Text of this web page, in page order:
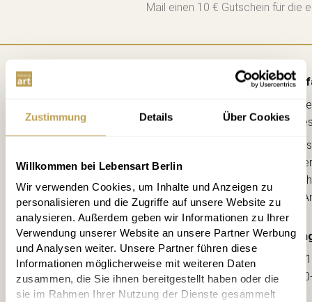
Zustimmung Details Über Cookies
Willkommen bei Lebensart Berlin
Wir verwenden Cookies, um Inhalte und Anzeigen zu
personalisieren und die Zugriffe auf unsere Website zu
analysieren. Außerdem geben wir Informationen zu Ihrer
Verwendung unserer Website an unsere Partner Werbung
und Analysen weiter. Unsere Partner führen diese
Informationen möglicherweise mit weiteren Daten
zusammen, die Sie ihnen bereitgestellt haben oder die
sie im Rahmen Ihrer Nutzung der Dienste gesammelt
Mail einen 10 € Gutschein für die
12163
(Ecke
-->
Mo-Fr:
Sa: